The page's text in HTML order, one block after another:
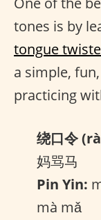
tones is by
tongue
a simple,
practicing
绕口令
妈骂马
Pin Yin:
mà mǎ